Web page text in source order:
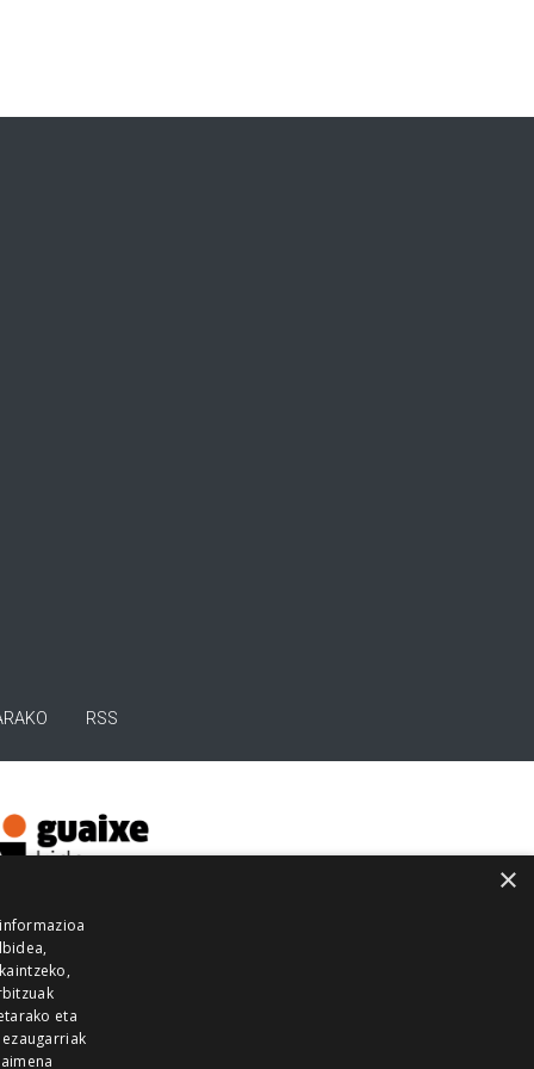
RSS
×
eta